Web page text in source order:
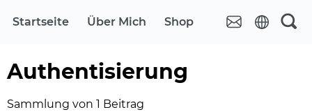
Startseite Über Mich Shop
Authentisierung
Sammlung von 1 Beitrag